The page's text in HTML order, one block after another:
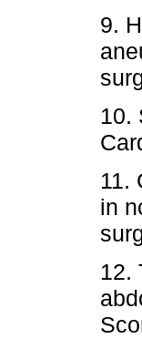
9.
10.
11.
in
12.